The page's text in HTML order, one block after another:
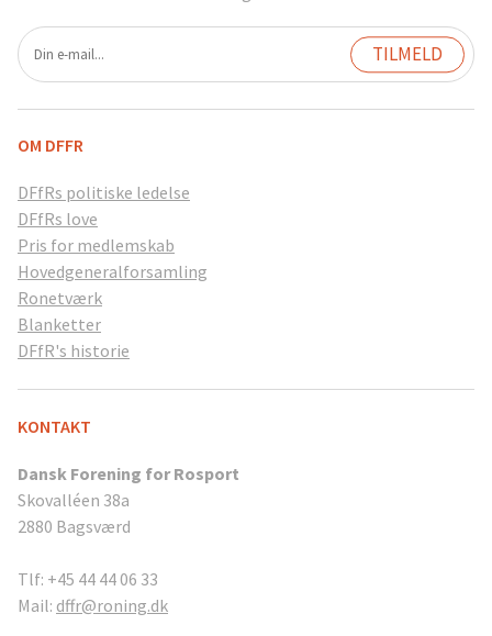
OM DFFR
DFfRs politiske ledelse
DFfRs love
Pris for medlemskab
Hovedgeneralforsamling
Ronetværk
Blanketter
DFfR's historie
KONTAKT
Dansk Forening for Rosport
Skovalléen 38a
2880 Bagsværd
Tlf: +45 44 44 06 33
Mail: dffr@roning.dk